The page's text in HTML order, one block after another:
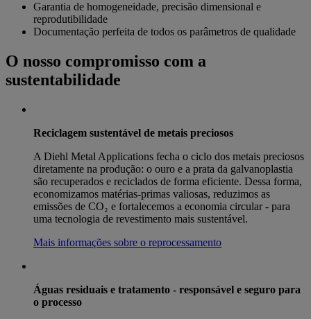
Garantia de homogeneidade, precisão dimensional e
reprodutibilidade
Documentação perfeita de todos os parâmetros de qualidade
O nosso compromisso com a
sustentabilidade
Reciclagem sustentável de metais preciosos
A Diehl Metal Applications fecha o ciclo dos metais preciosos
diretamente na produção: o ouro e a prata da galvanoplastia
são recuperados e reciclados de forma eficiente. Dessa forma,
economizamos matérias-primas valiosas, reduzimos as
emissões de CO₂ e fortalecemos a economia circular - para
uma tecnologia de revestimento mais sustentável.
Mais informações sobre o reprocessamento
Águas residuais e tratamento - responsável e seguro para
o processo